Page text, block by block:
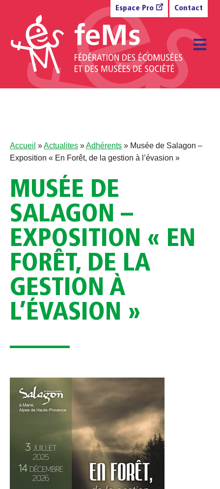
Espace Pro Contact
Accueil »Actualites »Adhérents » Musée de Salagon –
Exposition « En Forêt, de la gestion à l’évasion »
MUSÉE DE
SALAGON –
EXPOSITION « EN
FORÊT, DE LA
GESTION À
L’ÉVASION »